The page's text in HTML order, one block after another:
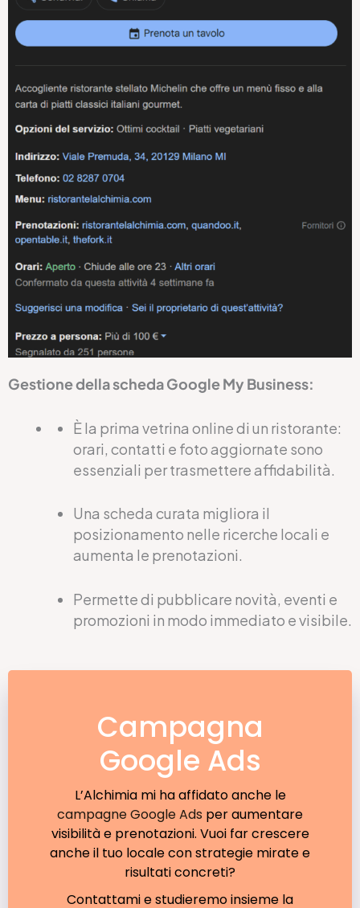
Gestione della scheda Google My Business:
È la prima vetrina online di un ristorante:
orari, contatti e foto aggiornate sono
essenziali per trasmettere affidabilità.
Una scheda curata migliora il
posizionamento nelle ricerche locali e
aumenta le prenotazioni.
Permette di pubblicare novità, eventi e
promozioni in modo immediato e visibile.
Campagna
Google Ads
L’Alchimia mi ha affidato anche le
campagne Google Ads per aumentare
visibilità e prenotazioni. Vuoi far crescere
anche il tuo locale con strategie mirate e
risultati concreti?
Contattami e studieremo insieme la